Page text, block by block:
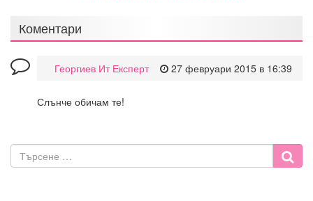
Коментари
27 февруари 2015 в 16:39
Георгиев Ит Експерт
Слънче обичам те!